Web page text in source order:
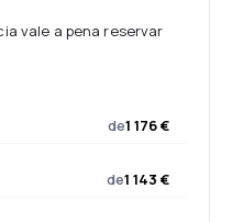
vale a pena reservar
de1 176 €
de1 143 €